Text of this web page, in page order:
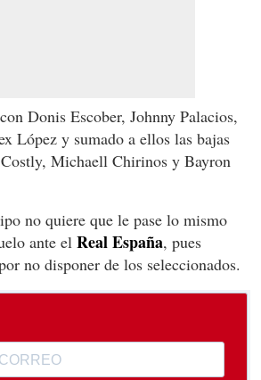
Donis Escober, Johnny Palacios,
López y sumado a ellos las bajas
Michaell Chirinos y Bayron
no quiere que le pase lo mismo
ante el Real España, pues
no disponer de los seleccionados.